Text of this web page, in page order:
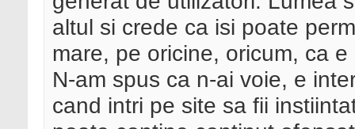
altul si crede ca isi poate
mare, pe oricine, oricum, ca
N-am spus ca n-ai voie, e
cand intri pe site sa fii